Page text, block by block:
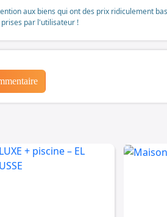
aux biens qui ont des prix ridiculement
par l'utilisateur !